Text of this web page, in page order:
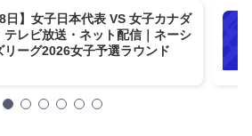
8日】女子日本代表 VS 女子カナダ
テレビ放送・ネット配信｜ネーシ
リーグ2026女子予選ラウンド